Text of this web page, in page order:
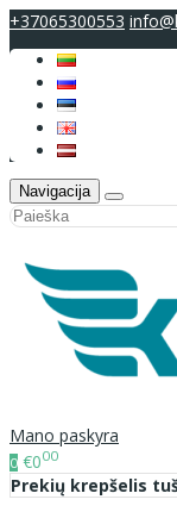
+37065300553
Navigacija
Mano paskyra
0 €000
Prekių krepšelis